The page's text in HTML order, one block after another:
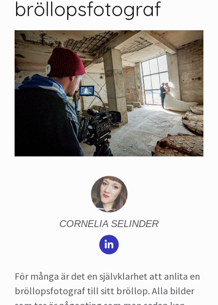
bröllopsfotograf
CORNELIA SELINDER
För många är det en självklarhet att anlita en
bröllopsfotograf till sitt bröllop. Alla bilder